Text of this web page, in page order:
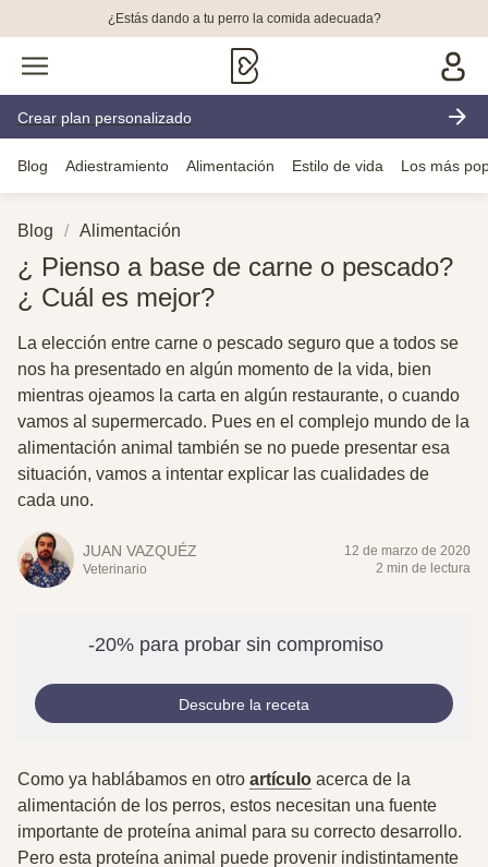
¿Estás dando a tu perro la comida adecuada?
Crear plan personalizado
Blog Adiestramiento Alimentación Estilo de vida Los más
Blog Alimentación
¿ Pienso a base de carne o pescado?
¿ Cuál es mejor?
La elección entre carne o pescado seguro que a todos se
nos ha presentado en algún momento de la vida, bien
mientras ojeamos la carta en algún restaurante, o cuando
vamos al supermercado. Pues en el complejo mundo de la
alimentación animal también se no puede presentar esa
situación, vamos a intentar explicar las cualidades de
cada uno.
JUAN VAZQUÉZ
Veterinario
12 de marzo de 2020
2 min de lectura
-20% para probar sin compromiso
Descubre la receta
Como ya hablábamos en otro artículo acerca de la
alimentación de los perros, estos necesitan una fuente
importante de proteína animal para su correcto desarrollo.
Pero esta proteína animal puede provenir indistintamente